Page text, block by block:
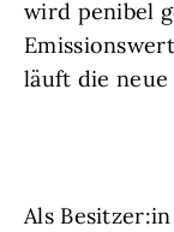
wird penibel
läuft die neue
Als